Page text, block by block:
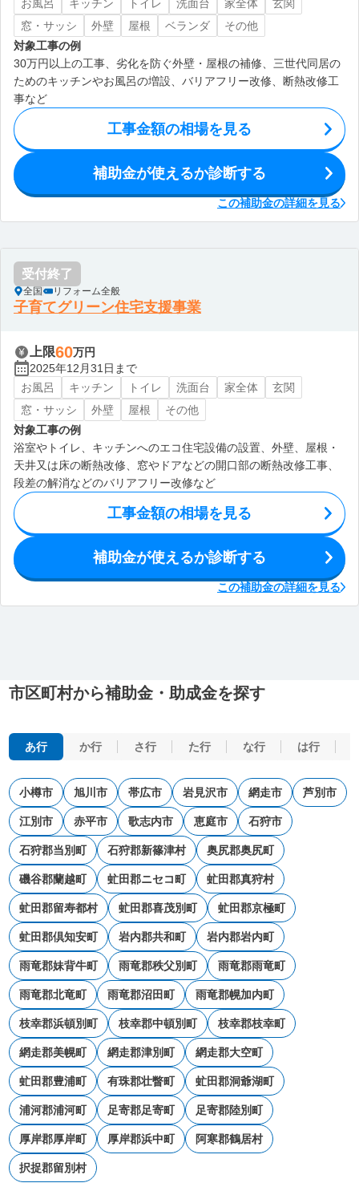
お風呂 キッチン トイレ 洗面台 家全体
玄関
窓・サッシ
外壁 屋根 ベランダ
その他
対象工事の例
30万円以上の工事、劣化を防ぐ外壁・屋根の補修、三世代同居の
ためのキッチンやお風呂の増設、バリアフリー改修、断熱改修工
事など
工事金額の相場を見る
補助金が使えるか診断する
この補助金の詳細を見る
受付終了
全国 リフォーム全般
子育てグリーン住宅支援事業
上限60万円
2025年12月31日まで
お風呂
キッチン トイレ 洗面台 家全体
玄関
窓・サッシ
外壁 屋根
その他
対象工事の例
浴室やトイレ、キッチンへのエコ住宅設備の設置、外壁、屋根・
天井又は床の断熱改修、窓やドアなどの開口部の断熱改修工事、
段差の解消などのバリアフリー改修など
工事金額の相場を見る
補助金が使えるか診断する
この補助金の詳細を見る
市区町村から補助金・助成金を探す
あ行 か行 さ行 た行 な行 は行
小樽市 旭川市 帯広市 岩見沢市 網走市 芦別市
江別市 赤平市 歌志内市 恵庭市 石狩市
石狩郡当別町 石狩郡新篠津村 奥尻郡奥尻町
磯谷郡蘭越町 虻田郡ニセコ町 虻田郡真狩村
虻田郡留寿都村 虻田郡喜茂別町 虻田郡京極町
虻田郡倶知安町 岩内郡共和町 岩内郡岩内町
雨竜郡妹背牛町 雨竜郡秩父別町 雨竜郡雨竜町
雨竜郡北竜町 雨竜郡沼田町 雨竜郡幌加内町
枝幸郡浜頓別町 枝幸郡中頓別町 枝幸郡枝幸町
網走郡美幌町 網走郡津別町 網走郡大空町
虻田郡豊浦町 有珠郡壮瞥町 虻田郡洞爺湖町
浦河郡浦河町 足寄郡足寄町 足寄郡陸別町
厚岸郡厚岸町 厚岸郡浜中町 阿寒郡鶴居村
択捉郡留別村